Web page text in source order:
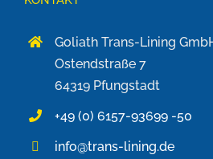
Goliath Trans-Lining
Ostendstraße 7
64319 Pfungstadt
+49 (0) 6157-93699 -50
info@trans-lining.de